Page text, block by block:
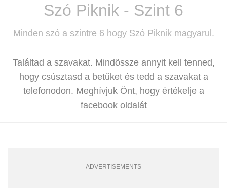
Szó Piknik - Szint 6
Minden szó a szintre 6 hogy Szó Piknik magyarul.
Találtad a szavakat. Mindössze annyit kell tenned,
hogy csúsztasd a betűket és tedd a szavakat a
telefonodon. Meghívjuk Önt, hogy értékelje a
facebook oldalát
ADVERTISEMENTS